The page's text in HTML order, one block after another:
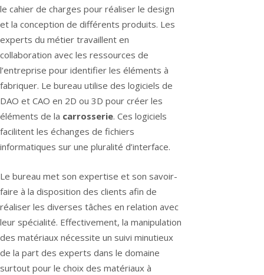
le cahier de charges pour réaliser le design
et la conception de différents produits. Les
experts du métier travaillent en
collaboration avec les ressources de
l’entreprise pour identifier les éléments à
fabriquer. Le bureau utilise des logiciels de
DAO et CAO en 2D ou 3D pour créer les
éléments de la carrosserie. Ces logiciels
facilitent les échanges de fichiers
informatiques sur une pluralité d’interface.
Le bureau met son expertise et son savoir-
faire à la disposition des clients afin de
réaliser les diverses tâches en relation avec
leur spécialité. Effectivement, la manipulation
des matériaux nécessite un suivi minutieux
de la part des experts dans le domaine
surtout pour le choix des matériaux à